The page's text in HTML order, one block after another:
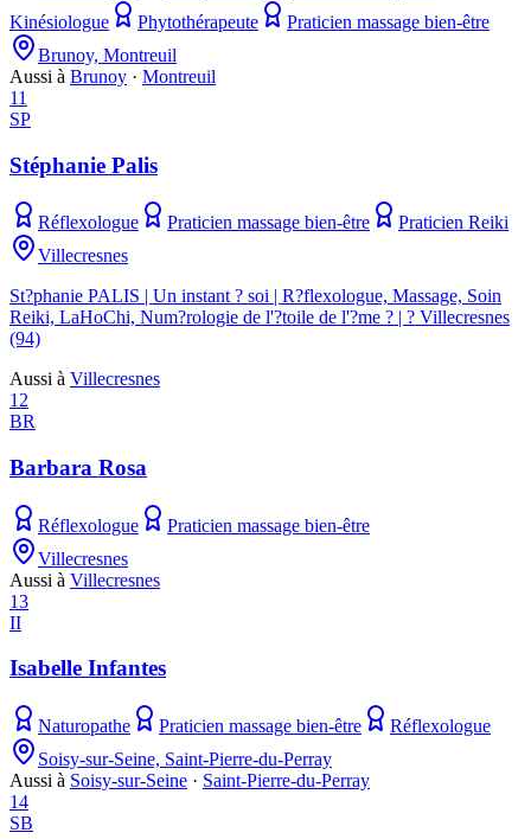
Kinésiologue
Phytothérapeute
Praticien massage bien-être
Brunoy, Montreuil
Aussi à Brunoy · Montreuil
11
SP
Stéphanie Palis
Réflexologue Praticien massage bien-être
Praticien Reiki
Villecresnes
St?phanie PALIS | Un instant ? soi | R?flexologue, Massage, Soin
Reiki, LaHoChi, Num?rologie de l'?toile de l'?me ? | ? Villecresnes
(94)
Aussi à Villecresnes
12
BR
Barbara Rosa
Réflexologue
Praticien massage bien-être
Villecresnes
Aussi à Villecresnes
13
II
Isabelle Infantes
Naturopathe Praticien massage bien-être
Réflexologue
Soisy-sur-Seine, Saint-Pierre-du-Perray
Aussi à Soisy-sur-Seine · Saint-Pierre-du-Perray
14
SB